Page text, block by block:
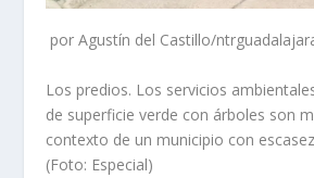
por Agustín del Castillo/
Los predios. Los servicios
de superficie verde con árboles son
contexto de un municipio con
(Foto: Especial)